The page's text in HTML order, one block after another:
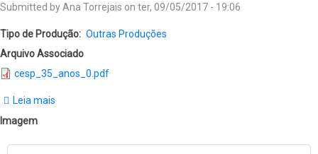
y
América
(siglos
XIX-
Submitted byAna Torrejais on ter, 09/05/2017 - 19:06
Tipo de Produção
Outras Produções
Arquivo Associado
cesp_35_anos_0.pdf
Leia mais
Imagem